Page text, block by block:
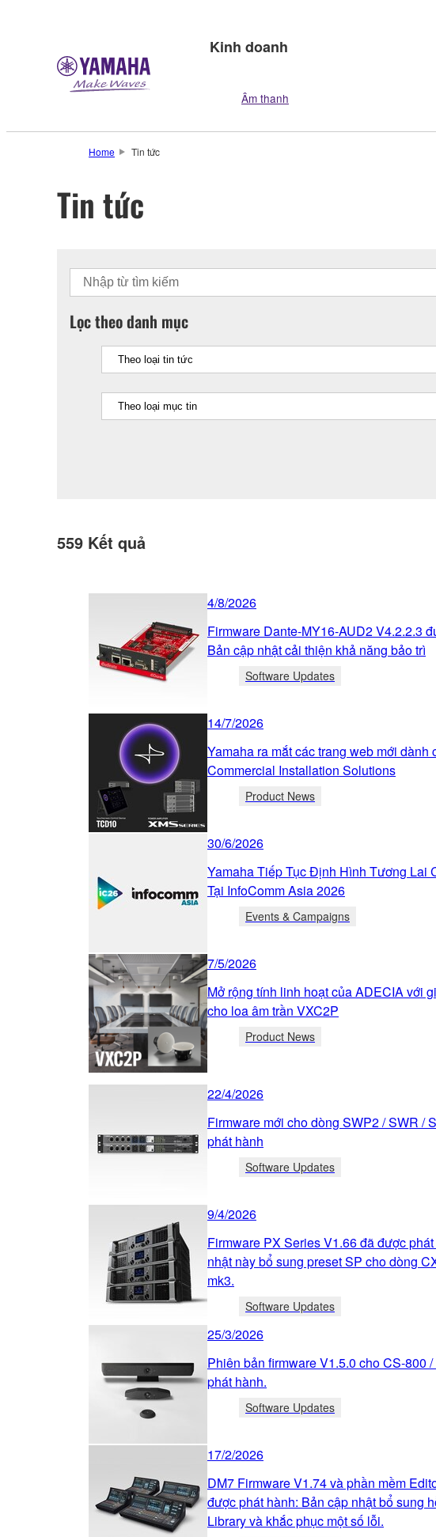
Kinh doanh
Âm thanh
Home Tin tức
Tin tức
Lọc theo danh mục
559 Kết quả
4/8/2026
Firmware Dante-MY16-AUD2 V4.2.2.3
Bản cập nhật cải thiện khả năng bảo trì
Software Updates
14/7/2026
Yamaha ra mắt các trang web mới dành
Commercial Installation Solutions
Product News
30/6/2026
Yamaha Tiếp Tục Định Hình Tương Lai
Tại InfoComm Asia 2026
Events & Campaigns
7/5/2026
Mở rộng tính linh hoạt của ADECIA với
cho loa âm trần VXC2P
Product News
22/4/2026
Firmware mới cho dòng SWP2 / SWR /
phát hành
Software Updates
9/4/2026
Firmware PX Series V1.66 đã được
nhật này bổ sung preset SP cho dòng
mk3.
Software Updates
25/3/2026
Phiên bản firmware V1.5.0 cho CS-800
phát hành.
Software Updates
17/2/2026
DM7 Firmware V1.74 và phần mềm
được phát hành: Bản cập nhật bổ sung
Library và khắc phục một số lỗi.